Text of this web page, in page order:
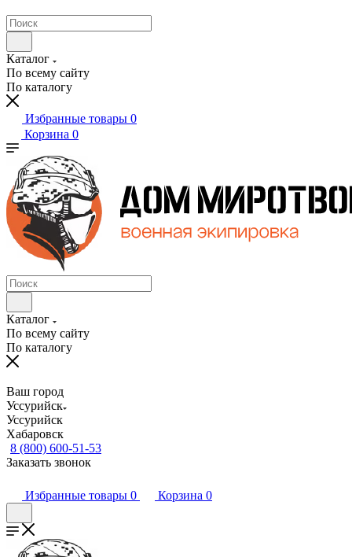
Каталог
По всему сайту
По каталогу
Избранные товары 0
Корзина 0
Каталог
По всему сайту
По каталогу
Ваш город
Уссурийск
Уссурийск
Хабаровск
8 (800) 600-51-53
Заказать звонок
Избранные товары 0 Корзина 0